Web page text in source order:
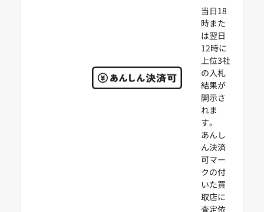
当日18
時また
は翌日
12時に
上位3社
の入札
結果が
開示さ
れま
す。
あんし
ん決済
可マー
クの付
いた買
取店に
査定依